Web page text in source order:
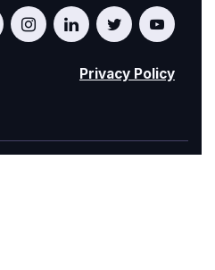
Privacy Policy